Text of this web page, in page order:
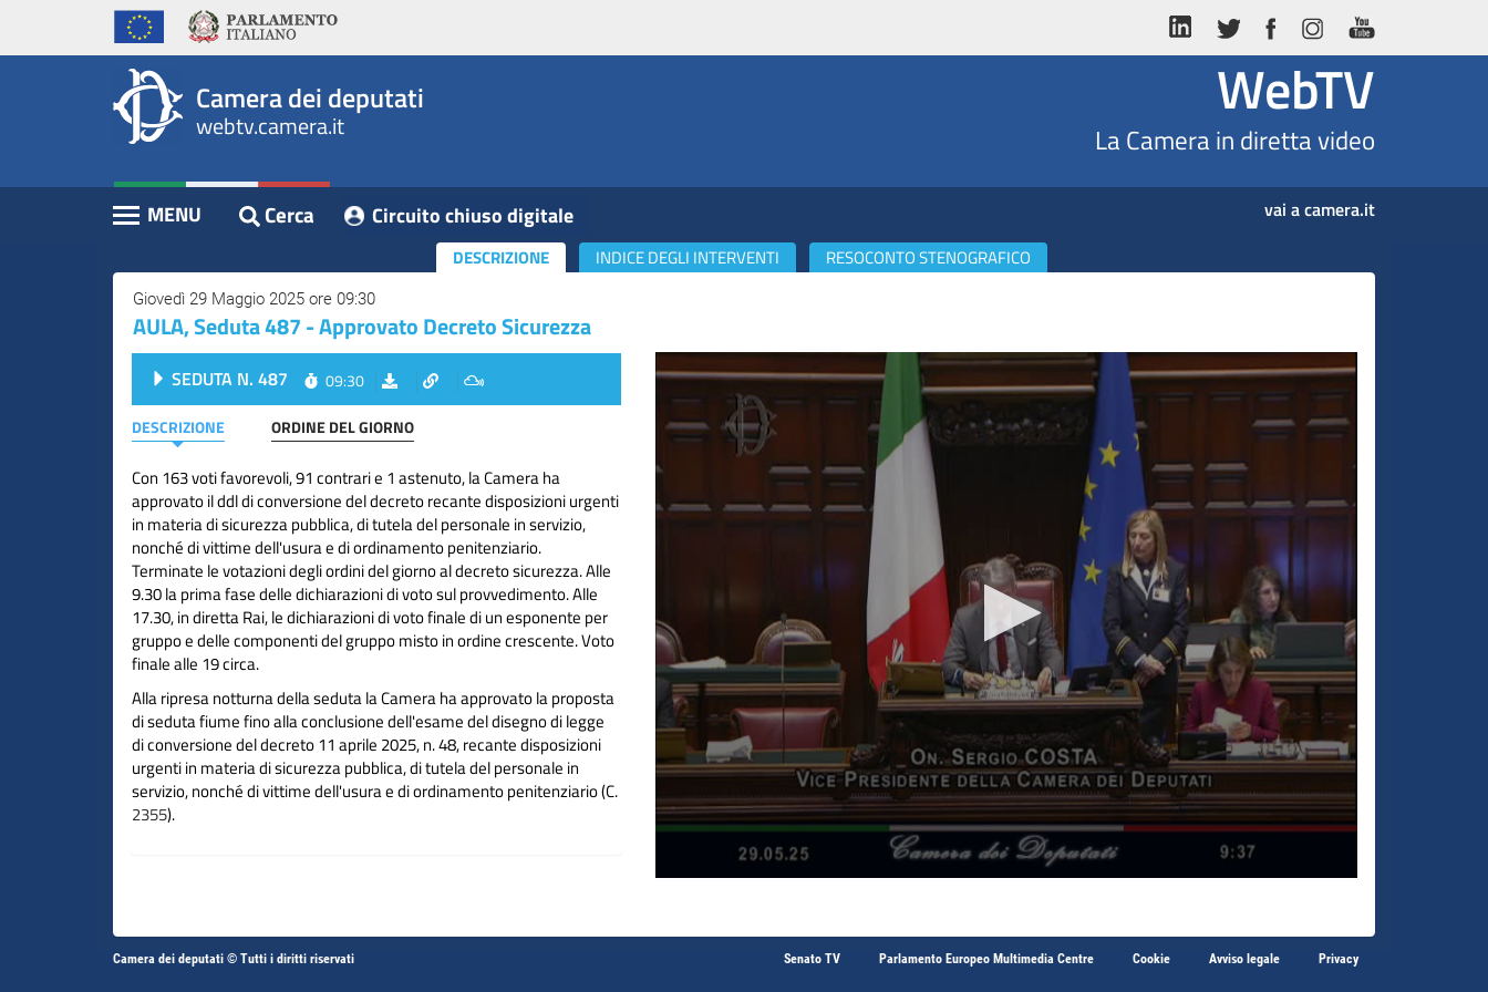
contenuto
WebTV
Camera
Deputati
menu
Camera dei deputati
webtv.camera.it WebTV
La Camera in diretta video
MENU
Home
Assemblea
Presidente
Eventi
Stampa
Cerca
Circuito
chiuso
digitale
Cerca Circuito chiuso digitale vai a camera.it
Contenuto
Giovedì 29 Maggio 2025 ore 09:30
AULA, Seduta 487 - Approvato Decreto Sicurezza
DESCRIZIONE INDICE DEGLI INTERVENTI RESOCONTO STENOGRAFICO
SEDUTA N. 487
09:30
DESCRIZIONE
ORDINE DEL GIORNO
Con 163 voti favorevoli, 91 contrari e 1 astenuto, la Camera ha
approvato il ddl di conversione del decreto recante disposizioni urgenti
in materia di sicurezza pubblica, di tutela del personale in servizio,
nonché di vittime dell'usura e di ordinamento penitenziario.
Terminate le votazioni degli ordini del giorno al decreto sicurezza. Alle
9.30 la prima fase delle dichiarazioni di voto sul provvedimento. Alle
17.30, in diretta Rai, le dichiarazioni di voto finale di un esponente per
gruppo e delle componenti del gruppo misto in ordine crescente. Voto
finale alle 19 circa.
Alla ripresa notturna della seduta la Camera ha approvato la proposta
di seduta fiume fino alla conclusione dell'esame del disegno di legge
di conversione del decreto 11 aprile 2025, n. 48, recante disposizioni
urgenti in materia di sicurezza pubblica, di tutela del personale in
servizio, nonché di vittime dell'usura e di ordinamento penitenziario (C.
2355).
Altri
Senato TV Parlamento Europeo Multimedia Centre Cookie Avviso legale Privacy
Camera dei deputati © Tutti i diritti riservati